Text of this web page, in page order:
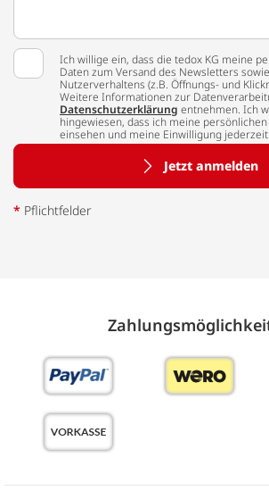
Ich willige ein, dass die tedox KG meine
Daten zum Versand des Newsletters
Nutzerverhaltens (z.B. Öffnungs- und
Weitere Informationen zur
Datenschutzerklärung entnehmen. Ich
hingewiesen, dass ich meine
einsehen und meine Einwilligung
Jetzt anmelden
* Pflichtfelder